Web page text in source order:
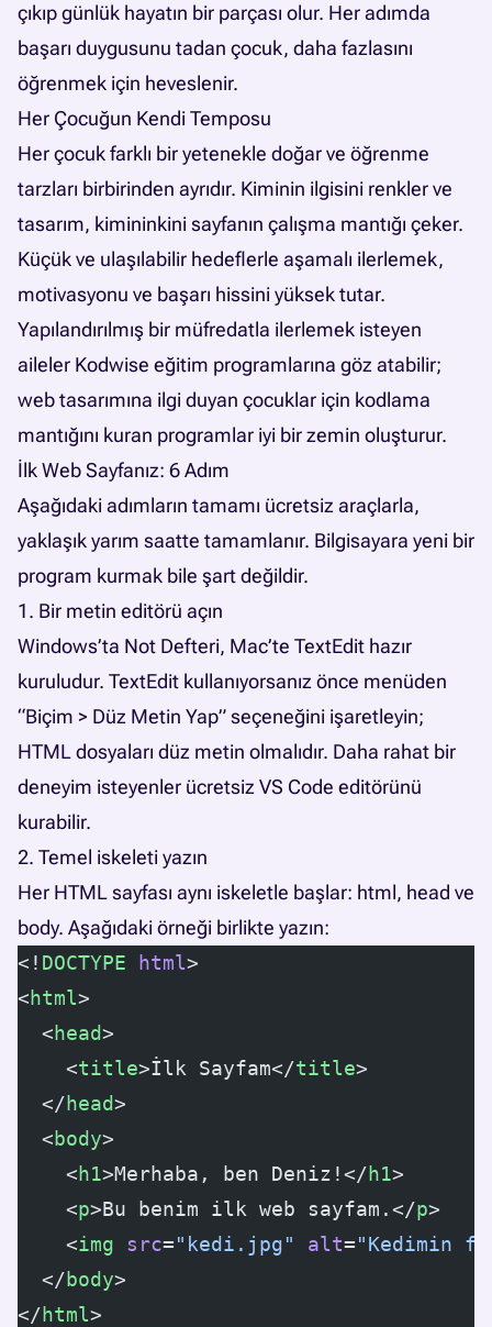
çıkıp günlük hayatın bir parçası olur. Her adımda
başarı duygusunu tadan çocuk, daha fazlasını
öğrenmek için heveslenir.
Her Çocuğun Kendi Temposu
Her çocuk farklı bir yetenekle doğar ve öğrenme
tarzları birbirinden ayrıdır. Kiminin ilgisini renkler ve
tasarım, kimininkini sayfanın çalışma mantığı çeker.
Küçük ve ulaşılabilir hedeflerle aşamalı ilerlemek,
motivasyonu ve başarı hissini yüksek tutar.
Yapılandırılmış bir müfredatla ilerlemek isteyen
aileler Kodwise eğitim programlarına göz atabilir;
web tasarımına ilgi duyan çocuklar için kodlama
mantığını kuran programlar iyi bir zemin oluşturur.
İlk Web Sayfanız: 6 Adım
Aşağıdaki adımların tamamı ücretsiz araçlarla,
yaklaşık yarım saatte tamamlanır. Bilgisayara yeni bir
program kurmak bile şart değildir.
1. Bir metin editörü açın
Windows’ta Not Defteri, Mac’te TextEdit hazır
kuruludur. TextEdit kullanıyorsanız önce menüden
“Biçim > Düz Metin Yap” seçeneğini işaretleyin;
HTML dosyaları düz metin olmalıdır. Daha rahat bir
deneyim isteyenler ücretsiz VS Code editörünü
kurabilir.
2. Temel iskeleti yazın
Her HTML sayfası aynı iskeletle başlar: html, head ve
body. Aşağıdaki örneği birlikte yazın:
<! DOCTYPE html>
<html>
  <
head>
    <
title>İlk Sayfam</title>
  </
head>
  <
body>
    <
h1>Merhaba, ben Deniz!</h1>
    <
p>Bu benim ilk web sayfam.</p>
    <
img src="kedi.jpg" alt="Kedimin
  </
body>
</html>